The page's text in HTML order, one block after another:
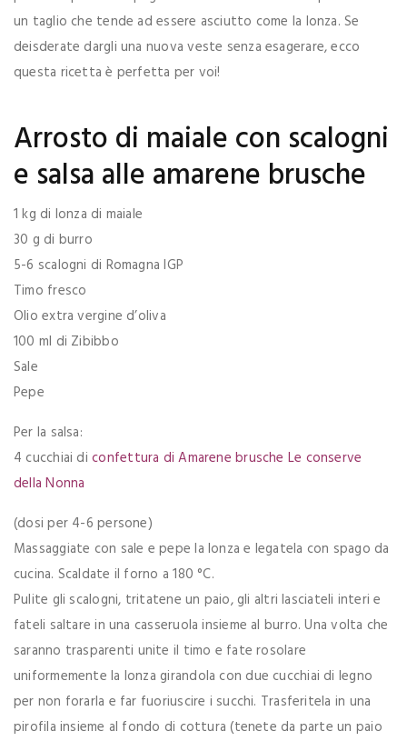
un taglio che tende ad essere asciutto come la lonza. Se
deisderate dargli una nuova veste senza esagerare, ecco
questa ricetta è perfetta per voi!
Arrosto di maiale con scalogni
e salsa alle amarene brusche
1 kg di lonza di maiale
30 g di burro
5-6 scalogni di Romagna IGP
Timo fresco
Olio extra vergine d’oliva
100 ml di Zibibbo
Sale
Pepe
Per la salsa:
4 cucchiai diconfettura di Amarene brusche Le conserve
della Nonna
(dosi per 4-6 persone)
Massaggiate con sale e pepe la lonza e legatela con spago da
cucina. Scaldate il forno a 180 °C.
Pulite gli scalogni, tritatene un paio, gli altri lasciateli interi e
fateli saltare in una casseruola insieme al burro. Una volta che
saranno trasparenti unite il timo e fate rosolare
uniformemente la lonza girandola con due cucchiai di legno
per non forarla e far fuoriuscire i succhi. Trasferitela in una
pirofila insieme al fondo di cottura (tenete da parte un paio